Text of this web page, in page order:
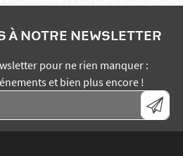
À NOTRE NEWSLETTER
pour ne rien manquer :
et bien plus encore !